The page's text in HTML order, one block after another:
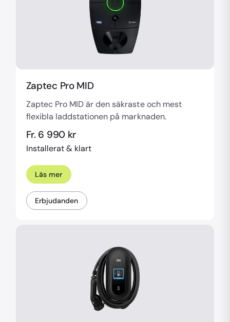
Zaptec Pro MID
Zaptec Pro MID är den säkraste och mest
flexibla laddstationen på marknaden.
Fr. 6 990 kr
Installerat & klart
Läs mer
Erbjudanden